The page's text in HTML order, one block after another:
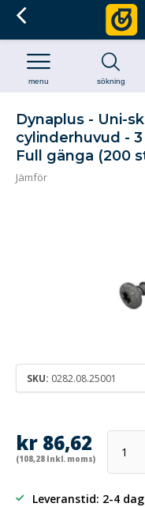
sökning
menu
Dynaplus - Uni-
cylinderhuvud -
Full gänga (200
Jämför
SKU: 0282.08.25001
kr 86,62
(108,28 Inkl. moms)
Leveranstid: 2-4